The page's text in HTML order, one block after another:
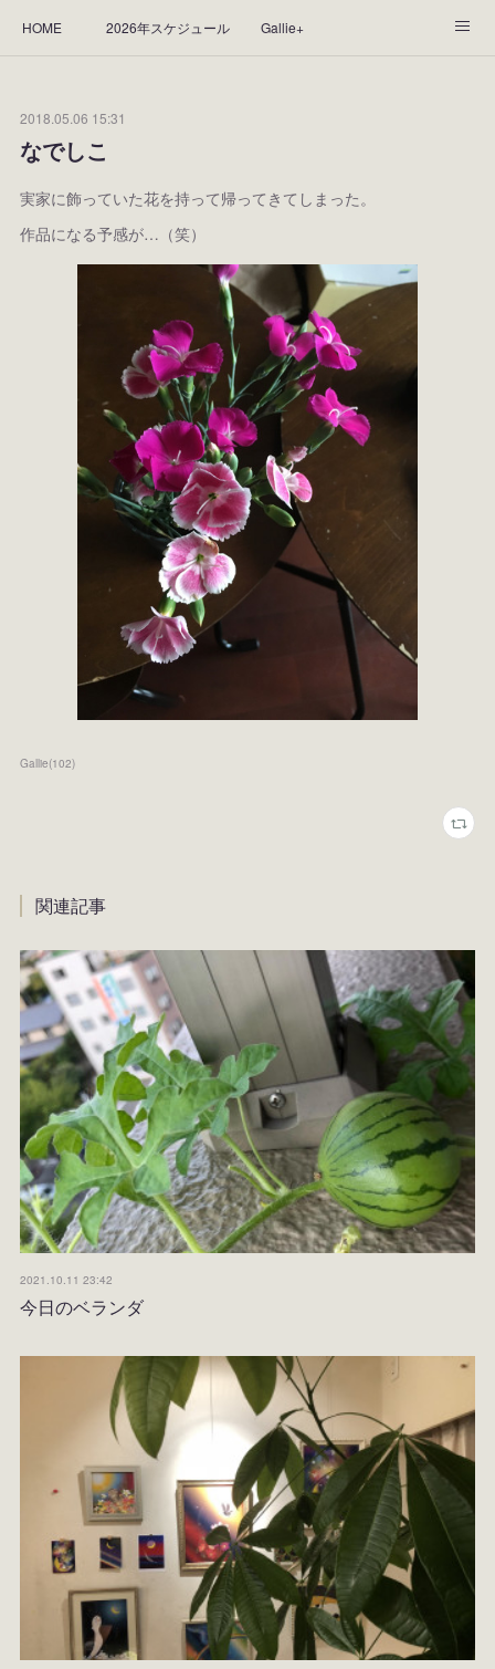
HOME 2026年スケジュール Gallie+
“Kasane Style Art”って？ Yorie's Tapestry Yorie's Goods
ショップ 作品のレンタルについて
2022年の足あと
2020年あしあと 2019年足あと
2018年あしあと
2018.05.06 15:31
なでしこ
実家に飾っていた花を持って帰ってきてしまった。
作品になる予感が…（笑）
Gallie(102)
関連記事
2021.10.11 23:42
今日のベランダ